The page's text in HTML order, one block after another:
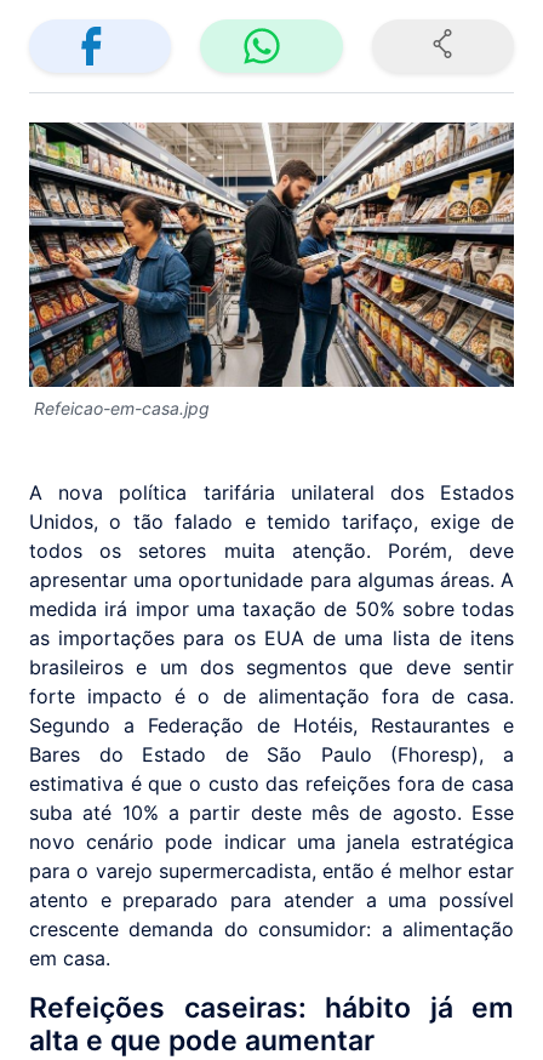
Refeicao-em-casa.jpg
A nova política tarifária unilateral dos Estados
Unidos, o tão falado e temido tarifaço, exige de
todos os setores muita atenção. Porém, deve
apresentar uma oportunidade para algumas áreas. A
medida irá impor uma taxação de 50% sobre todas
as importações para os EUA de uma lista de itens
brasileiros e um dos segmentos que deve sentir
forte impacto é o de alimentação fora de casa.
Segundo a Federação de Hotéis, Restaurantes e
Bares do Estado de São Paulo (Fhoresp), a
estimativa é que o custo das refeições fora de casa
suba até 10% a partir deste mês de agosto. Esse
novo cenário pode indicar uma janela estratégica
para o varejo supermercadista, então é melhor estar
atento e preparado para atender a uma possível
crescente demanda do consumidor: a alimentação
em casa.
Refeições caseiras: hábito já em
alta e que pode aumentar